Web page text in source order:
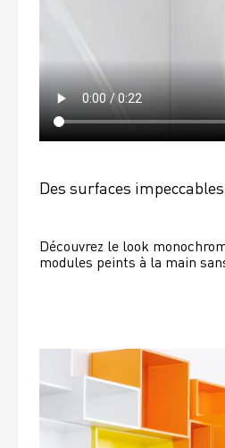
Des surfaces impeccables
Découvrez le look
modules peints à la main